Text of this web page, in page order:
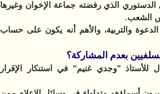
الدستوري الذي رفضته جماعة الإخوان وغيرها
والتربية، والأهم أنه يكون على حساب
بعدم المشاركة؟
"وجدي غنيم" في استنكار الإقرار